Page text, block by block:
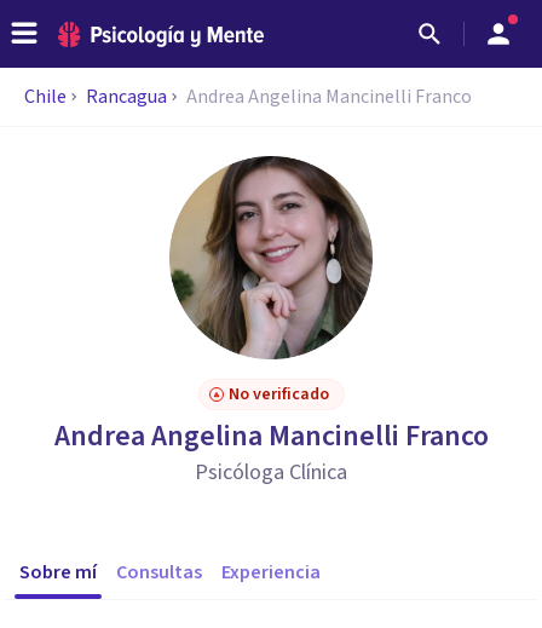
Chile Rancagua Andrea Angelina Mancinelli Franco
No verificado
Andrea Angelina Mancinelli Franco
Psicóloga Clínica
Sobre mí Consultas Experiencia